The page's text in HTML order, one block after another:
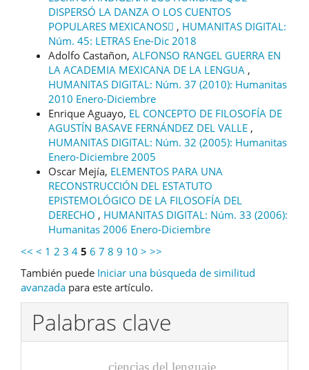
DISPERSÓ LA DANZA O LOS CUENTOS
POPULARES MEXICANOS , HUMANITAS DIGITAL:
Núm. 45: LETRAS Ene-Dic 2018
Adolfo Castañon, ALFONSO RANGEL GUERRA EN
LA ACADEMIA MEXICANA DE LA LENGUA ,
HUMANITAS DIGITAL: Núm. 37 (2010): Humanitas
2010 Enero-Diciembre
Enrique Aguayo, EL CONCEPTO DE FILOSOFÍA DE
AGUSTÍN BASAVE FERNÁNDEZ DEL VALLE ,
HUMANITAS DIGITAL: Núm. 32 (2005): Humanitas
Enero-Diciembre 2005
Oscar Mejía, ELEMENTOS PARA UNA
RECONSTRUCCIÓN DEL ESTATUTO
EPISTEMOLÓGICO DE LA FILOSOFÍA DEL
DERECHO , HUMANITAS DIGITAL: Núm. 33 (2006):
Humanitas 2006 Enero-Diciembre
<< < 1 2 3 4 5 6 7 8 9 10 > >>
También puede Iniciar una búsqueda de similitud
avanzada para este artículo.
Palabras clave